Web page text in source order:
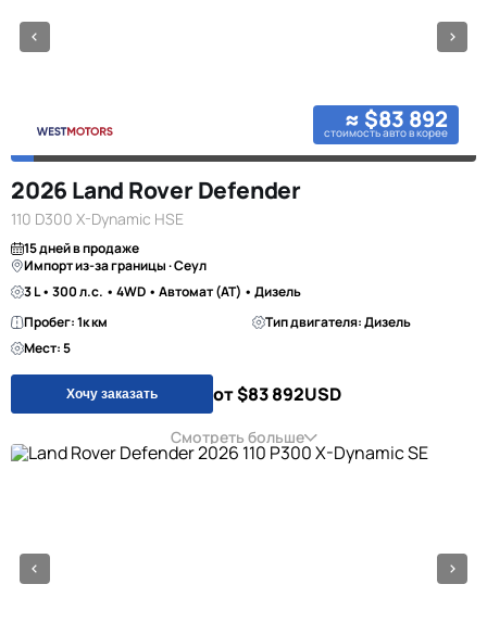
≈ $83 892
стоимость авто в корее
2026 Land Rover Defender
110 D300 X-Dynamic HSE
15 дней в продаже
Импорт из-за границы · Сеул
3 L • 300 л.с. • 4WD • Автомат (AT) • Дизель
Пробег: 1к км
Тип двигателя: Дизель
Мест: 5
Хочу заказать от $83 892USD
Смотреть больше